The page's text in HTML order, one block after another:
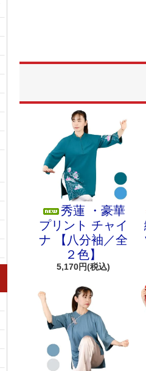
秀蓮 ・豪華
プリント チャイ
ナ 【八分袖／全
２色】
5,170円(税込)